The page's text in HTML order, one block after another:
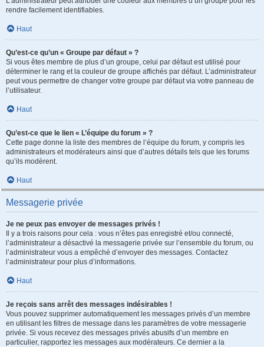
rendre facilement identifiables.
Haut
Qu’est-ce qu’un « Groupe par défaut » ?
Si vous êtes membre de plus d’un groupe, celui par défaut est utilisé pour
déterminer le rang et la couleur de groupe affichés par défaut. L’administrateur
peut vous permettre de changer votre groupe par défaut via votre panneau de
l’utilisateur.
Haut
Qu’est-ce que le lien « L’équipe du forum » ?
Cette page donne la liste des membres de l’équipe du forum, y compris les
administrateurs et modérateurs ainsi que d’autres détails tels que les forums
qu’ils modèrent.
Haut
Messagerie privée
Je ne peux pas envoyer de messages privés !
Il y a trois raisons pour cela : vous n’êtes pas enregistré et/ou connecté,
l’administrateur a désactivé la messagerie privée sur l’ensemble du forum, ou
l’administrateur vous a empêché d’envoyer des messages. Contactez
l’administrateur pour plus d’informations.
Haut
Je reçois sans arrêt des messages indésirables !
Vous pouvez supprimer automatiquement les messages privés d’un membre
en utilisant les filtres de message dans les paramètres de votre messagerie
privée. Si vous recevez des messages privés abusifs d’un membre en
particulier, rapportez les messages aux modérateurs. Ce dernier a la